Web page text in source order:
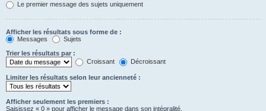
Le premier message des sujets uniquement
Afficher les résultats sous forme de :
Messages
Sujets
Trier les résultats par :
Croissant
Décroissant
Limiter les résultats selon leur ancienneté :
Afficher seulement les premiers :
Saisissez « 0 » pour afficher le message dans son intégralité.